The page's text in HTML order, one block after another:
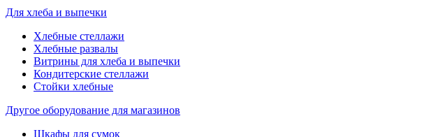
Для хлеба и выпечки
Хлебные стеллажи
Хлебные развалы
Витрины для хлеба и выпечки
Кондитерские стеллажи
Стойки хлебные
Другое оборудование для магазинов
Шкафы для сумок